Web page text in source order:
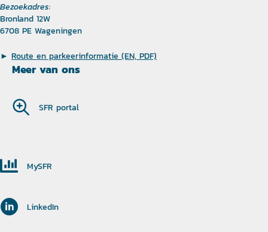
Bezoekadres:
Bronland 12W
6708 PE Wageningen
► Route en parkeerinformatie (EN, PDF)
Meer van ons
SFR portal
MySFR
LinkedIn